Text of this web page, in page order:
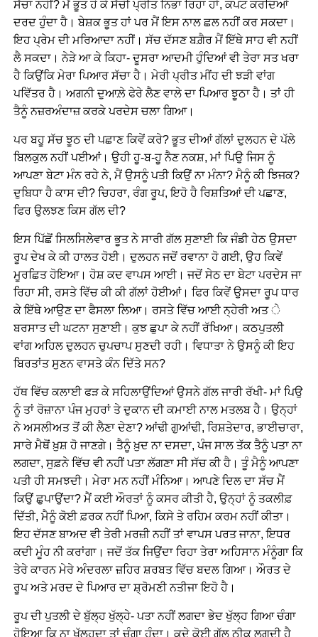
ਸੱਚਾ ਨਹੀਂ? ਮੈਂ ਭੂਤ ਹੋ ਕੇ ਸੱਚੀ ਪ੍ਰੀਤ ਨਿਭਾ ਰਿਹਾ ਹਾਂ, ਕਪਟ ਕਰਦਿਆਂ
ਦਰਦ ਹੁੰਦਾ ਹੈ। ਬੇਸ਼ਕ ਭੂਤ ਹਾਂ ਪਰ ਮੈਂ ਇਸ ਨਾਲ ਛਲ ਨਹੀਂ ਕਰ ਸਕਦਾ।
ਇਹ ਪ੍ਰੇਮ ਦੀ ਮਰਿਆਦਾ ਨਹੀਂ। ਸੱਚ ਦੱਸਣ ਬਗ਼ੈਰ ਮੈਂ ਇੱਥੇ ਸਾਹ ਵੀ ਨਹੀਂ
ਲੈ ਸਕਦਾ। ਨੇੜੇ ਆ ਕੇ ਕਿਹਾ- ਦੂਸਰਾ ਆਦਮੀ ਹੁੰਦਿਆਂ ਵੀ ਤੇਰਾ ਸਤ ਖਰਾ
ਹੈ ਕਿਉਂਕਿ ਮੇਰਾ ਪਿਆਰ ਸੱਚਾ ਹੈ। ਮੇਰੀ ਪ੍ਰੀਤ ਮੀਂਹ ਦੀ ਝੜੀ ਵਾਂਗ
ਪਵਿੱਤਰ ਹੈ। ਅਗਨੀ ਦੁਆਲ਼ੇ ਫੇਰੇ ਲੈਣ ਵਾਲੇ ਦਾ ਪਿਆਰ ਝੂਠਾ ਹੈ। ਤਾਂ ਹੀ
ਤੈਨੂੰ ਨਜ਼ਰਅੰਦਾਜ਼ ਕਰਕੇ ਪਰਦੇਸ ਚਲਾ ਗਿਆ।
ਪਰ ਬਹੂ ਸੱਚ ਝੂਠ ਦੀ ਪਛਾਣ ਕਿਵੇਂ ਕਰੇ? ਭੂਤ ਦੀਆਂ ਗੱਲਾਂ ਦੁਲਹਨ ਦੇ ਪੱਲੇ
ਬਿਲਕੁਲ ਨਹੀਂ ਪਈਆਂ। ਉਹੀ ਹੂ-ਬ-ਹੂ ਨੈਣ ਨਕਸ਼, ਮਾਂ ਪਿਉ ਜਿਸ ਨੂੰ
ਆਪਣਾ ਬੇਟਾ ਮੰਨ ਰਹੇ ਨੇ, ਮੈਂ ਉਸਨੂੰ ਪਤੀ ਕਿਉਂ ਨਾ ਮੰਨਾ? ਮੈਨੂੰ ਕੀ ਝਿਜਕ?
ਦੁਬਿਧਾ ਹੈ ਕਾਸ ਦੀ? ਚਿਹਰਾ, ਰੰਗ ਰੂਪ, ਇਹੋ ਹੈ ਰਿਸ਼ਤਿਆਂ ਦੀ ਪਛਾਣ,
ਫਿਰ ਉਲਝਣ ਕਿਸ ਗੱਲ ਦੀ?
ਇਸ ਪਿੱਛੋਂ ਸਿਲਸਿਲੇਵਾਰ ਭੂਤ ਨੇ ਸਾਰੀ ਗੱਲ ਸੁਣਾਈ ਕਿ ਜੰਡੀ ਹੇਠ ਉਸਦਾ
ਰੂਪ ਦੇਖ ਕੇ ਕੀ ਹਾਲਤ ਹੋਈ। ਦੁਲਹਨ ਜਦੋਂ ਰਵਾਨਾ ਹੋ ਗਈ, ਉਹ ਕਿਵੇਂ
ਮੂਰਛਿਤ ਹੋਇਆ। ਹੋਸ਼ ਕਦ ਵਾਪਸ ਆਈ। ਜਦੋਂ ਸੇਠ ਦਾ ਬੇਟਾ ਪਰਦੇਸ ਜਾ
ਰਿਹਾ ਸੀ, ਰਸਤੇ ਵਿੱਚ ਕੀ ਕੀ ਗੱਲਾਂ ਹੋਈਆਂ। ਫਿਰ ਕਿਵੇਂ ਉਸਦਾ ਰੂਪ ਧਾਰ
ਕੇ ਇੱਥੇ ਆਉਣ ਦਾ ਫੈਸਲਾ ਲਿਆ। ਰਸਤੇ ਵਿੱਚ ਆਈ ਨ੍ਹੇਰੀ ਅਤ ੇ
ਬਰਸਾਤ ਦੀ ਘਟਨਾ ਸੁਣਾਈ। ਕੁਝ ਛੁਪਾ ਕੇ ਨਹੀਂ ਰੱਖਿਆ। ਕਠਪੁਤਲੀ
ਵਾਂਗ ਅਹਿਲ ਦੁਲਹਨ ਚੁਪਚਾਪ ਸੁਣਦੀ ਰਹੀ। ਵਿਧਾਤਾ ਨੇ ਉਸਨੂੰ ਕੀ ਇਹ
ਬਿਰਤਾਂਤ ਸੁਣਨ ਵਾਸਤੇ ਕੰਨ ਦਿੱਤੇ ਸਨ?
ਹੱਥ ਵਿੱਚ ਕਲਾਈ ਫੜ ਕੇ ਸਹਿਲਾਉਂਦਿਆਂ ਉਸਨੇ ਗੱਲ ਜਾਰੀ ਰੱਖੀ- ਮਾਂ ਪਿਉ
ਨੂੰ ਤਾਂ ਰੋਜ਼ਾਨਾ ਪੰਜ ਮੁਹਰਾਂ ਤੇ ਦੁਕਾਨ ਦੀ ਕਮਾਈ ਨਾਲ ਮਤਲਬ ਹੈ। ਉਨ੍ਹਾਂ
ਨੇ ਅਸਲੀਅਤ ਤੋਂ ਕੀ ਲੈਣਾ ਦੇਣਾ? ਆਂਢੀ ਗੁਆਂਢੀ, ਰਿਸ਼ਤੇਦਾਰ, ਭਾਈਚਾਰਾ,
ਸਾਰੇ ਮੈਥੋਂ ਖ਼ੁਸ਼ ਹੋ ਜਾਣਗੇ। ਤੈਨੂੰ ਖ਼ੁਦ ਨਾ ਦਸਦਾ, ਪੰਜ ਸਾਲ ਤੱਕ ਤੈਨੂੰ ਪਤਾ ਨਾ
ਲਗਦਾ, ਸੁਫ਼ਨੇ ਵਿੱਚ ਵੀ ਨਹੀਂ ਪਤਾ ਲੱਗਣਾ ਸੀ ਸੱਚ ਕੀ ਹੈ। ਤੂੰ ਮੈਨੂੰ ਆਪਣਾ
ਪਤੀ ਹੀ ਸਮਝਦੀ। ਮੇਰਾ ਮਨ ਨਹੀਂ ਮੰਨਿਆ। ਆਪਣੇ ਦਿਲ ਦਾ ਸੱਚ ਮੈਂ
ਕਿਉਂ ਛੁਪਾਉਂਦਾ? ਮੈਂ ਕਈ ਔਰਤਾਂ ਨੂੰ ਕਸਰ ਕੀਤੀ ਹੈ, ਉਨ੍ਹਾਂ ਨੂੰ ਤਕਲੀਫ਼
ਦਿੱਤੀ, ਮੈਨੂੰ ਕੋਈ ਫ਼ਰਕ ਨਹੀਂ ਪਿਆ, ਕਿਸੇ ਤੇ ਰਹਿਮ ਕਰਮ ਨਹੀਂ ਕੀਤਾ।
ਇਹ ਦੱਸਣ ਬਾਅਦ ਵੀ ਤੇਰੀ ਮਰਜ਼ੀ ਨਹੀਂ ਤਾਂ ਵਾਪਸ ਪਰਤ ਜਾਨਾ, ਇਧਰ
ਕਦੀ ਮੂੰਹ ਨੀ ਕਰਾਂਗਾ। ਜਦੋਂ ਤੱਕ ਜਿਉਂਦਾ ਰਿਹਾ ਤੇਰਾ ਅਹਿਸਾਨ ਮੰਨੂੰਗਾ ਕਿ
ਤੇਰੇ ਕਾਰਨ ਮੇਰੇ ਅੰਦਰਲਾ ਜ਼ਹਿਰ ਸ਼ਰਬਤ ਵਿੱਚ ਬਦਲ ਗਿਆ। ਔਰਤ ਦੇ
ਰੂਪ ਅਤੇ ਮਰਦ ਦੇ ਪਿਆਰ ਦਾ ਸ਼੍ਰੋਮਣੀ ਨਤੀਜਾ ਇਹੋ ਹੈ।
ਰੂਪ ਦੀ ਪੁਤਲੀ ਦੇ ਬੁੱਲ੍ਹ ਖੁੱਲ੍ਹੇ- ਪਤਾ ਨਹੀਂ ਲਗਦਾ ਭੇਦ ਖੁੱਲ੍ਹ ਗਿਆ ਚੰਗਾ
ਹੋਇਆ ਕਿ ਨਾ ਖੁੱਲ੍ਹਦਾ ਤਾਂ ਚੰਗਾ ਹੁੰਦਾ। ਕਦੇ ਕੋਈ ਗੱਲ ਠੀਕ ਲਗਦੀ ਹੈ